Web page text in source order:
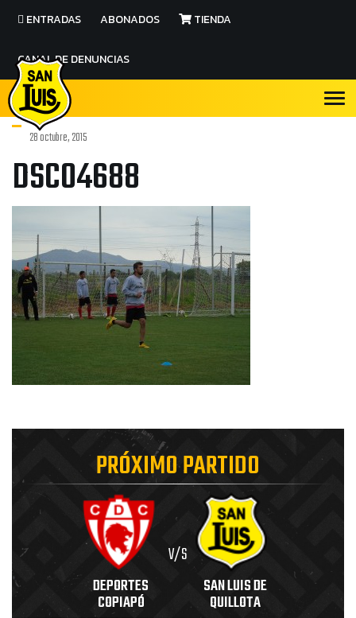
ENTRADAS ABONADOS TIENDA
CANAL DE DENUNCIAS
28 octubre, 2015
DSC04688
PRÓXIMO PARTIDO
DEPORTES
COPIAPÓ
V/S
SAN LUIS DE
QUILLOTA